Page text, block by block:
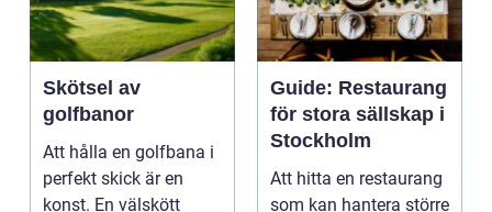
Skötsel av
golfbanor
Att hålla en golfbana i
perfekt skick är en
konst. En välskött
Guide: Restaurang
för stora sällskap i
Stockholm
Att hitta en restaurang
som kan hantera större